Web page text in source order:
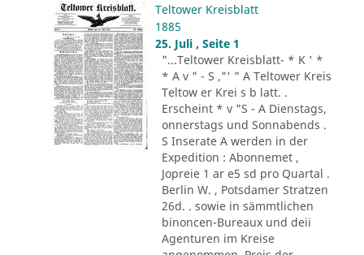
Teltower Kreisblatt
1885
25. Juli , Seite 1
"...Teltower Kreisblatt- * K ' *
* A v " - S ,"' " A Teltower Kreis
Teltow er Krei s b latt. .
Erscheint * v "S - A Dienstags,
onnerstags und Sonnabends .
S Inserate A werden in der
Expedition : Abonnemet ,
Jopreie 1 ar e5 sd pro Quartal .
Berlin W. , Potsdamer Stratzen
26d. . sowie in sämmtlichen
binoncen-Bureaux und deii
Agenturen im Kreise